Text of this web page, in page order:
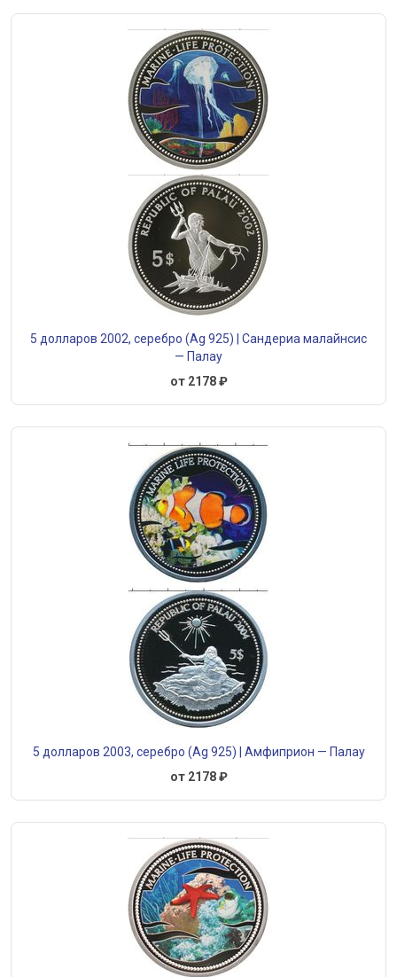
5 долларов 2002, серебро (Ag 925) | Сандериа малайнсис
— Палау
от 2178 ₽
5 долларов 2003, серебро (Ag 925) | Амфиприон — Палау
от 2178 ₽